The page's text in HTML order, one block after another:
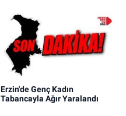
Erzin'de Genç Kadın
Tabancayla Ağır Yaralandı